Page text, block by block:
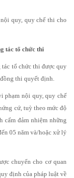
quy, quy chế thi cho
tác tổ chức thi
tổ chức thi được quy
thi quyết định.
phạm nội quy, quy chế
cứ, tuỳ theo mức độ
cấm đảm nhiệm những
05 năm và/hoặc xử lý
chuyển cho cơ quan
định của pháp luật về